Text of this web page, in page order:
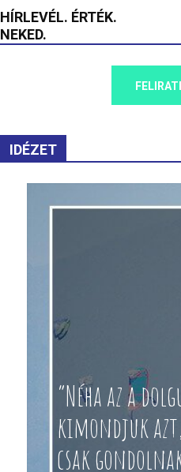
HÍRLEVÉL. ÉRTÉK.
NEKED.
IDÉZET
“Néha az a
kimondjuk
csak